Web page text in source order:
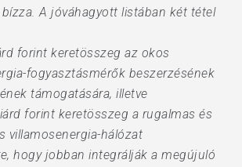
A jóváhagyott listában két tétel
forint keretösszeg az okos
fogyasztásmérők beszerzésének
támogatására, illetve
forint keretösszeg a rugalmas és
villamosenergia-hálózat
hogy jobban integrálják a megújuló